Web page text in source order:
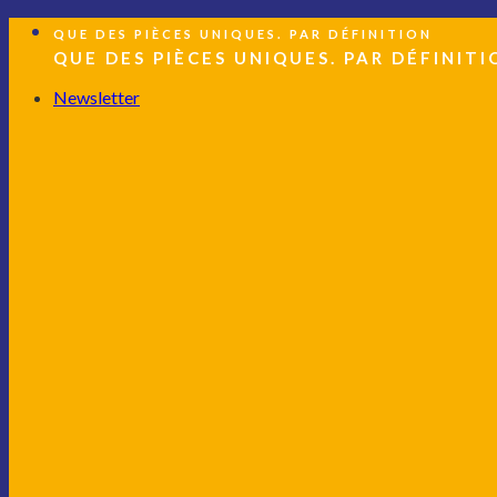
Passer
contenu
QUE DES PIÈCES UNIQUES. PAR DÉFINITION
QUE DES PIÈCES UNIQUES. PAR
Newsletter